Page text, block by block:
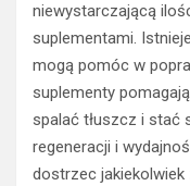
niewystarczającą
suplementami.
mogą pomóc w
suplementy
spalać tłuszcz i stać
regeneracji i
dostrzec